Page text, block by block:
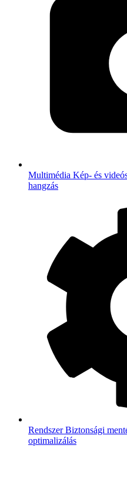
Multimédia Kép- és
hangzás
RendszerBiztonsági
optimalizálás